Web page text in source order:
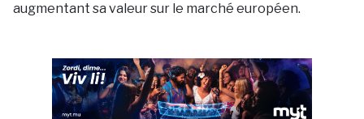
augmentant sa valeur sur le marché européen.